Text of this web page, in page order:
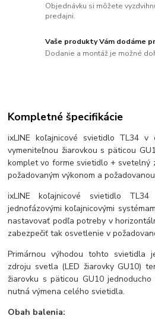
Objednávku si môžete
predajni.
Vaše produkty Vám dodáme
Dodanie a montáž je možné
Kompletné špecifikácie
ixLINE koľajnicové svietidlo TL34
vymeniteľnou žiarovkou s päticou
komplet vo forme svietidlo + svetelný
požadovaným výkonom a
ixLINE koľajnicové svietidlo
jednofázovými koľajnicovými
nastavovať podľa potreby v
zabezpečiť tak osvetlenie v
Primárnou výhodou tohto svietidla
zdroju svetla (LED žiarovky GU10)
žiarovku s päticou GU10
nutná výmena celého svietidla.
Obah balenia: